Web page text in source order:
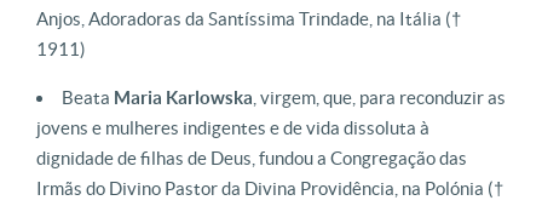
Anjos, Adoradoras da Santíssima Trindade, na Itália (†
1911)
Beata Maria Karlowska , virgem, que, para reconduzir as
jovens e mulheres indigentes e de vida dissoluta à
dignidade de filhas de Deus, fundou a Congregação das
Irmãs do Divino Pastor da Divina Providência, na Polónia (†